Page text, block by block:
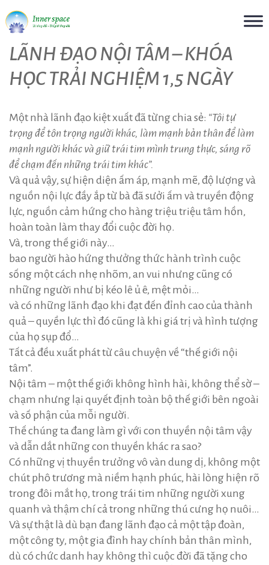
Skip
content
LÃNH ĐẠO NỘI TÂM – KHÓA
HỌC TRẢI NGHIỆM 1,5 NGÀY
Một nhà lãnh đạo kiệt xuất đã từng chia sẻ: “Tôi tự
trọng để tôn trọng người khác, làm mạnh bản thân để làm
mạnh người khác và giữ trái tim mình trung thực, sáng rõ
để chạm đến những trái tim khác”.
Và quả vậy, sự hiện diện ấm áp, mạnh mẽ, độ lượng và
nguồn nội lực đầy ắp từ bà đã sưởi ấm và truyền động
lực, nguồn cảm hứng cho hàng triệu triệu tâm hồn,
hoàn toàn làm thay đổi cuộc đời họ.
Và, trong thế giới này…
bao người hào hứng thưởng thức hành trình cuộc
sống một cách nhẹ nhõm, an vui nhưng cũng có
những người như bị kéo lê ủ ê, mệt mỏi…
và có những lãnh đạo khi đạt đến đỉnh cao của thành
quả – quyền lực thì đó cũng là khi giá trị và hình tượng
của họ sụp đổ…
Tất cả đều xuất phát từ câu chuyện về “thế giới nội
tâm”.
Nội tâm – một thế giới không hình hài, không thể sờ –
chạm nhưng lại quyết định toàn bộ thế giới bên ngoài
và số phận của mỗi người.
Thế chúng ta đang làm gì với con thuyền nội tâm vậy
và dẫn dắt những con thuyền khác ra sao?
Có những vị thuyền trưởng vô vàn dung dị, không một
chút phô trương mà niềm hạnh phúc, hài lòng hiện rõ
trong đôi mắt họ, trong trái tim những người xung
quanh và thậm chí cả trong những thú cưng họ nuôi…
Và sự thật là dù bạn đang lãnh đạo cả một tập đoàn,
một công ty, một gia đình hay chính bản thân mình,
dù có chức danh hay không thì cuộc đời đã tặng cho